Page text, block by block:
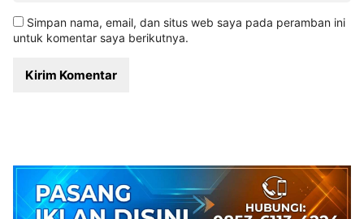
Simpan nama, email, dan situs web saya pada peramban ini
untuk komentar saya berikutnya.